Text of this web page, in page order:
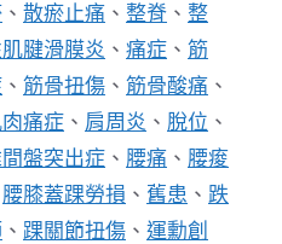
、 散瘀止痛 、 整脊 、 整
腱滑膜炎 、 痛症 、 筋
、 筋骨扭傷 、 筋骨酸痛 、
痛症 、 肩周炎 、 脫位 、
盤突出症 、 腰痛 、 腰痠
腰膝蓋踝勞損 、 舊患 、 跌
、 踝關節扭傷 、 運勳創